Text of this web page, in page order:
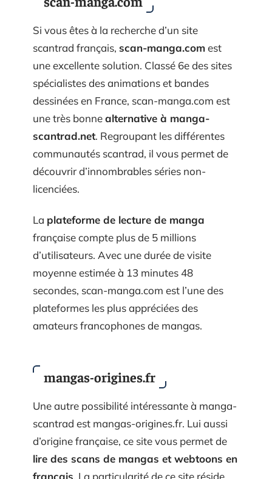
Si vous êtes à la recherche d’un site
scantrad français, scan-manga.comest
une excellente solution. Classé 6e des sites
spécialistes des animations et bandes
dessinées en France, scan-manga.com est
une très bonnealternative à manga-
scantrad.net. Regroupant les différentes
communautés scantrad, il vous permet de
découvrir d’innombrables séries non-
licenciées.
La plateforme de lecture de manga
française compte plus de 5 millions
d’utilisateurs. Avec une durée de visite
moyenne estimée à 13 minutes 48
secondes, scan-manga.com est l’une des
plateformes les plus appréciées des
amateurs francophones de mangas.
mangas-origines.fr
Une autre possibilité intéressante à manga-
scantrad est mangas-origines.fr. Lui aussi
d’origine française, ce site vous permet de
lire des scans de mangas et webtoons en
français. La particularité de ce site réside